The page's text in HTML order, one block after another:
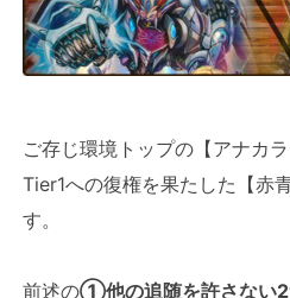
ご存じ環境トップの【アナカ
Tier1への復権を果たした【赤
す。
前述の①他の追随を許さない2